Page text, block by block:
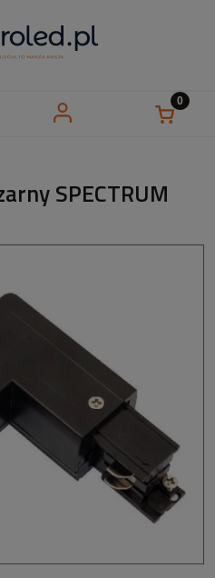
SPECTRUM